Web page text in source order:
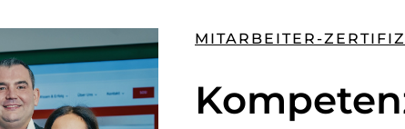
MITARBEITER-